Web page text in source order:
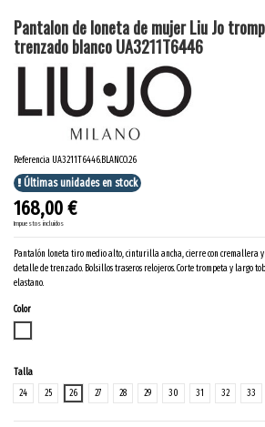
Pantalon de loneta de mujer Liu Jo
trenzado blanco UA3211T6446
Referencia UA3211T6446.BLANCO.26
Últimas unidades en stock
168,00 €
Impuestos incluidos
Pantalón loneta tiro medio alto, cinturilla ancha, cierre con cremallera y
detalle de trenzado. Bolsillos traseros relojeros. Corte trompeta y largo
elastano.
Color
Talla
24
25 26 27 28 29 30 31 32 33